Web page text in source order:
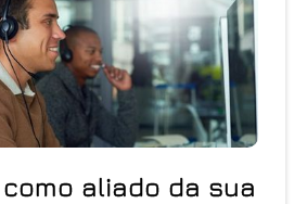
como aliado da sua